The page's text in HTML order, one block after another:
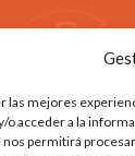
las mejores
o acceder a la
permitirá